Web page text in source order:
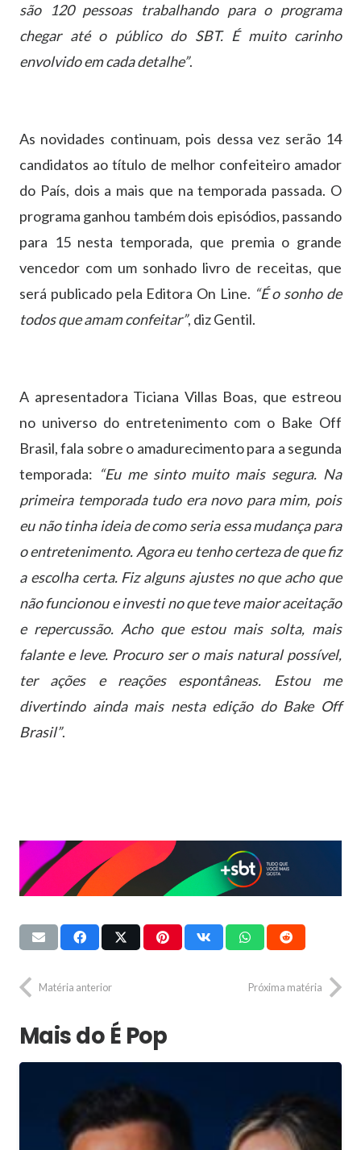
são 120 pessoas trabalhando para o programa
chegar até o público do SBT. É muito carinho
envolvido em cada detalhe”.
As novidades continuam, pois dessa vez serão 14
candidatos ao título de melhor confeiteiro amador
do País, dois a mais que na temporada passada. O
programa ganhou também dois episódios, passando
para 15 nesta temporada, que premia o grande
vencedor com um sonhado livro de receitas, que
será publicado pela Editora On Line. “É o sonho de
todos que amam confeitar”, diz Gentil.
A apresentadora Ticiana Villas Boas, que estreou
no universo do entretenimento com o Bake Off
Brasil, fala sobre o amadurecimento para a segunda
temporada: “Eu me sinto muito mais segura. Na
primeira temporada tudo era novo para mim, pois
eu não tinha ideia de como seria essa mudança para
o entretenimento. Agora eu tenho certeza de que fiz
a escolha certa. Fiz alguns ajustes no que acho que
não funcionou e investi no que teve maior aceitação
e repercussão. Acho que estou mais solta, mais
falante e leve. Procuro ser o mais natural possível,
ter ações e reações espontâneas. Estou me
divertindo ainda mais nesta edição do Bake Off
Brasil”.
Matéria anterior Próxima matéria
Mais do É Pop